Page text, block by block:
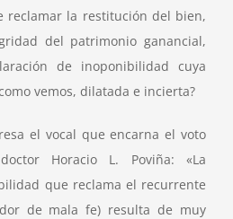
reclamar la restitución del bien,
del patrimonio ganancial,
de inoponibilidad cuya
vemos, dilatada e incierta?
el vocal que encarna el voto
Horacio L. Poviña: «La
que reclama el recurrente
de mala fe) resulta de muy